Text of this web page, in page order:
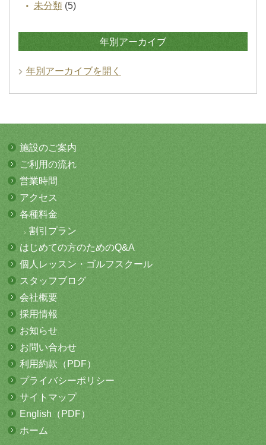
未分類(5)
年別アーカイブ
年別アーカイブを開く
施設のご案内
ご利用の流れ
営業時間
アクセス
各種料金
割引プラン
はじめての方のためのQ&A
個人レッスン・ ゴルフスクール
スタッフブログ
会社概要
採用情報
お知らせ
お問い合わせ
利用約款（PDF）
プライバシーポリシー
サイトマップ
English（PDF）
ホーム